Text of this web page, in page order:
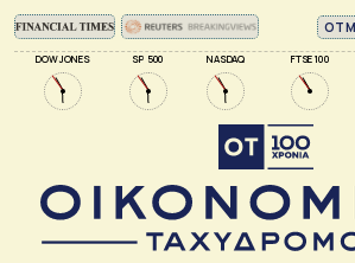
DOW JONES SP 500 NASDAQ FTSE 100
ΟΤ